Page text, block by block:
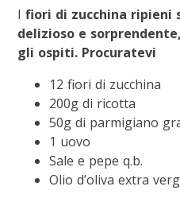
Ifiori di zucchina ripieni
delizioso e
gli ospiti. Procuratevi
12 fiori di zucchina
200g di ricotta
50g di parmigiano
1 uovo
Sale e pepe q.b.
Olio d’oliva extra